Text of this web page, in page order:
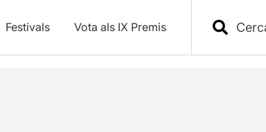
Festivals Vota als IX Premis